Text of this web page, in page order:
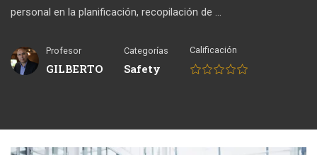
personal en la planificación, recopilación de …
Profesor
GILBERTO
Categorías
Safety
Calificación